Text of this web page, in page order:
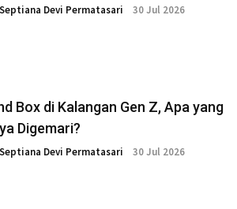
Septiana Devi Permatasari 30 Jul 2026
Box di Kalangan Gen Z, Apa yang
Digemari?
Septiana Devi Permatasari 30 Jul 2026